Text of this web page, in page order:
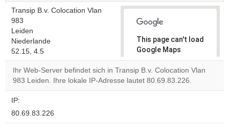
Transip B.v. Colocation Vlan
983
Leiden
Niederlande
52.15, 4.5
This page can't load
Google Maps
correctly.
Do you
own this
OK
Ihr Web-Server befindet sich in Transip B.v. Colocation Vlan
983 Leiden. Ihre lokale IP-Adresse lautet 80.69.83.226.
IP:
80.69.83.226